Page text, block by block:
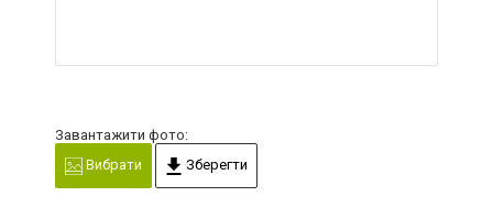
Завантажити фото:
Вибрати
Зберегти